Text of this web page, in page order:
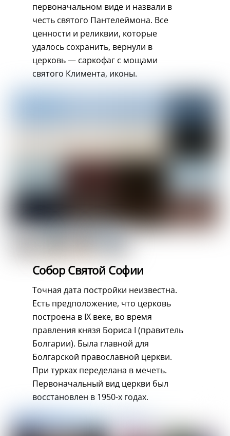
первоначальном виде и назвали в
честь святого Пантелеймона. Все
ценности и реликвии, которые
удалось сохранить, вернули в
церковь — саркофаг с мощами
святого Климента, иконы.
Собор Святой Софии
Точная дата постройки неизвестна.
Есть предположение, что церковь
построена в IX веке, во время
правления князя Бориса I (правитель
Болгарии). Была главной для
Болгарской православной церкви.
При турках переделана в мечеть.
Первоначальный вид церкви был
восстановлен в 1950-х годах.